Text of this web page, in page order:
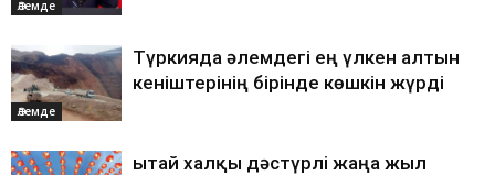
Әлемде
Әлемде
Түркияда әлемдегі ең үлкен алтын
кеніштерінің бірінде көшкін жүрді
Қытай халқы дәстүрлі жаңа жыл